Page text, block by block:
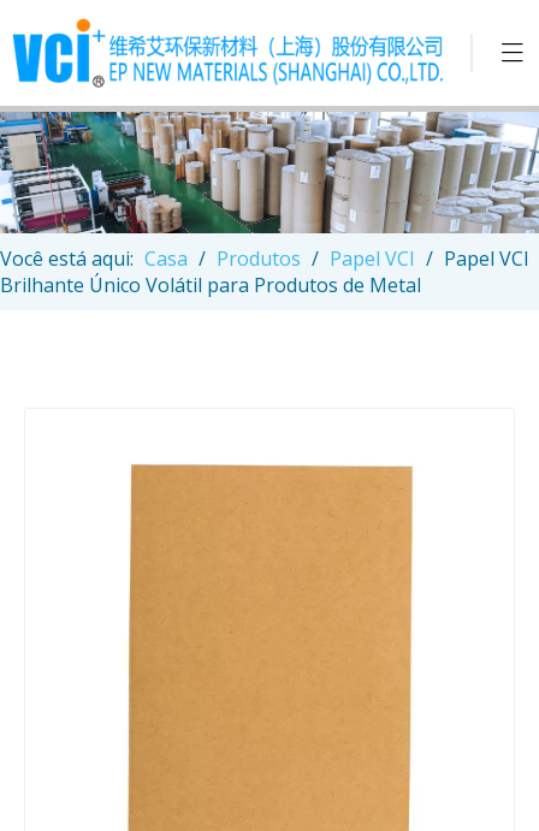
Você está aqui: Casa / Produtos / Papel VCI / Papel VCI
Brilhante Único Volátil para Produtos de Metal